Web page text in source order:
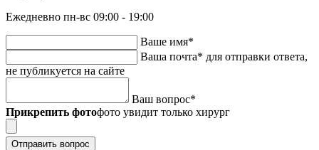
Ежедневно пн-вс 09:00 - 19:00
Ваше имя*
Ваша почта* для отправки ответа,
не публикуется на сайте
Ваш вопрос*
Прикрепить фотофото увидит только хирург
Отправить вопрос